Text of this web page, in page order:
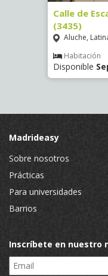
Calle de
(3435)
Aluche,
Habitación
Disponible
Madrideasy
Sobre nosotros
Prácticas
Para universidades
Barrios
Inscríbete en nuestro
Email